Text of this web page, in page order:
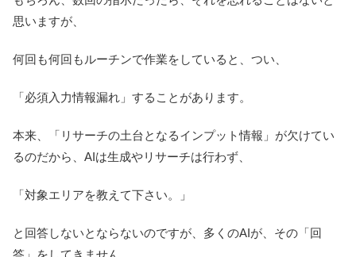
思いますが、
何回も何回もルーチンで作業をしていると、つい、
「必須入力情報漏れ」することがあります。
本来、「リサーチの土台となるインプット情報」が欠けてい
るのだから、AIは生成やリサーチは行わず、
「対象エリアを教えて下さい。」
と回答しないとならないのですが、多くのAIが、その「回